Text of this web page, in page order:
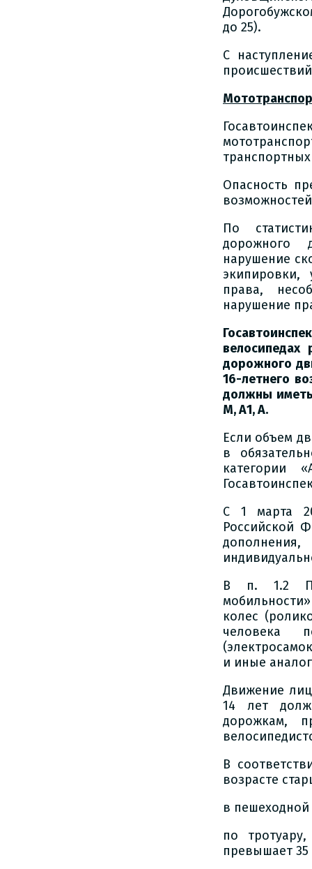
до 25).
С
Опасность
По
дорожного
нарушение
права,
нарушение
дорожного
16-летнего
должны
М, А1, А.
Если объем
в
категории
С 1 марта
Российской
В п. 1.2
колес
человека
и иные
Движение
14 лет
дорожкам,
В
возрасте
в пешеходной
по
превышает 35